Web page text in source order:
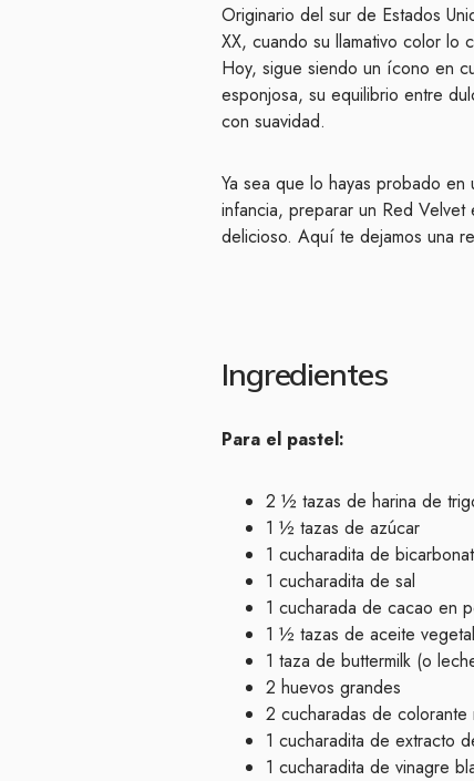
Originario del sur de Estados
XX, cuando su llamativo color lo
Hoy, sigue siendo un ícono en
esponjosa, su equilibrio entre
con suavidad.
Ya sea que lo hayas probado
infancia, preparar un Red
delicioso. Aquí te dejamos una
Ingredientes
Para el pastel:
2 ½ tazas de harina de
1 ½ tazas de azúcar
1 cucharadita de
1 cucharadita de sal
1 cucharada de cacao en
1 ½ tazas de aceite vegetal
1 taza de buttermilk (o
2 huevos grandes
2 cucharadas de colorante
1 cucharadita de extracto
1 cucharadita de vinagre